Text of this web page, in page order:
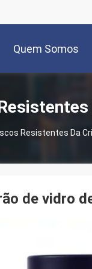
Quem Somos
Resistentes Da
de vidro